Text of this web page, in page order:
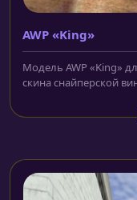
AWP «King»
Модель AWP «King»
скина снайперской